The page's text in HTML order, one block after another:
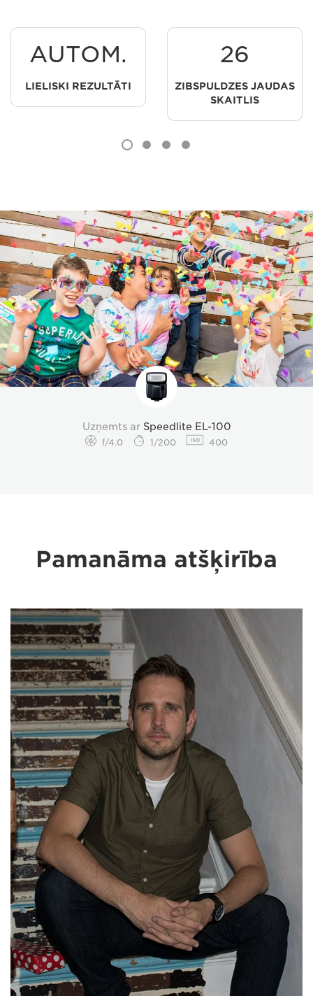
AUTOM.
LIELISKI REZULTĀTI
26
ZIBSPULDZES JAUDAS
SKAITLIS
Uzņemts arSpeedlite EL-100
f/4.0 1/200 400
Pamanāma atšķirība